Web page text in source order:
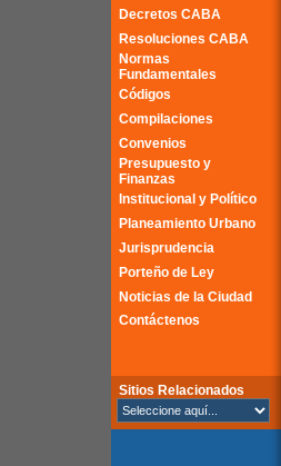
Decretos CABA
Resoluciones CABA
Normas
Fundamentales
Códigos
Compilaciones
Convenios
Presupuesto y
Finanzas
Institucional y Político
Planeamiento Urbano
Jurisprudencia
Porteño de Ley
Noticias de la Ciudad
Contáctenos
Sitios Relacionados